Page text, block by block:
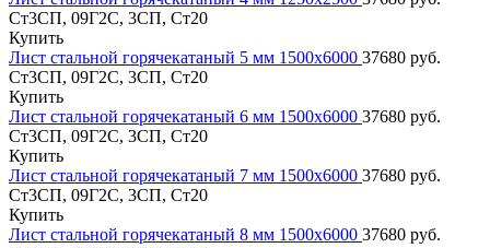
Ст3СП, 09Г2С, 3СП, Ст20
Купить
Лист стальной горячекатаный 5 мм 1500х6000 37680 руб.
Ст3СП, 09Г2С, 3СП, Ст20
Купить
Лист стальной горячекатаный 6 мм 1500х6000 37680 руб.
Ст3СП, 09Г2С, 3СП, Ст20
Купить
Лист стальной горячекатаный 7 мм 1500х6000 37680 руб.
Ст3СП, 09Г2С, 3СП, Ст20
Купить
Лист стальной горячекатаный 8 мм 1500х6000 37680 руб.